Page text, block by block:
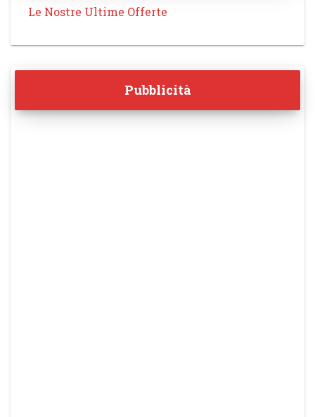
Le Nostre Ultime Offerte
Pubblicità